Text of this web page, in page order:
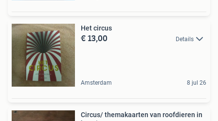
Het circus
€ 13,00 Details
Amsterdam 8 jul 26
Circus/ themakaarten van roofdieren in